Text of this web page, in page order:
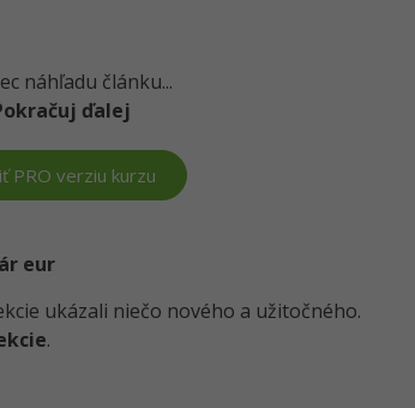
náhľadu článku...
ďalej
PRO verziu kurzu
eur
ukázali niečo nového a užitočného.
.